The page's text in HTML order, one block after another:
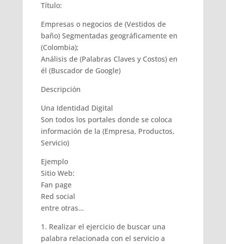
Título:
Empresas o negocios de (Vestidos de
baño) Segmentadas geográficamente en
(Colombia);
Análisis de (Palabras Claves y Costos) en
él (Buscador de Google)
Descripción
Una Identidad Digital
Son todos los portales donde se coloca
información de la (Empresa, Productos,
Servicio)
Ejemplo
Sitio Web:
Fan page
Red social
entre otras…
1. Realizar el ejercicio de buscar una
palabra relacionada con el servicio a